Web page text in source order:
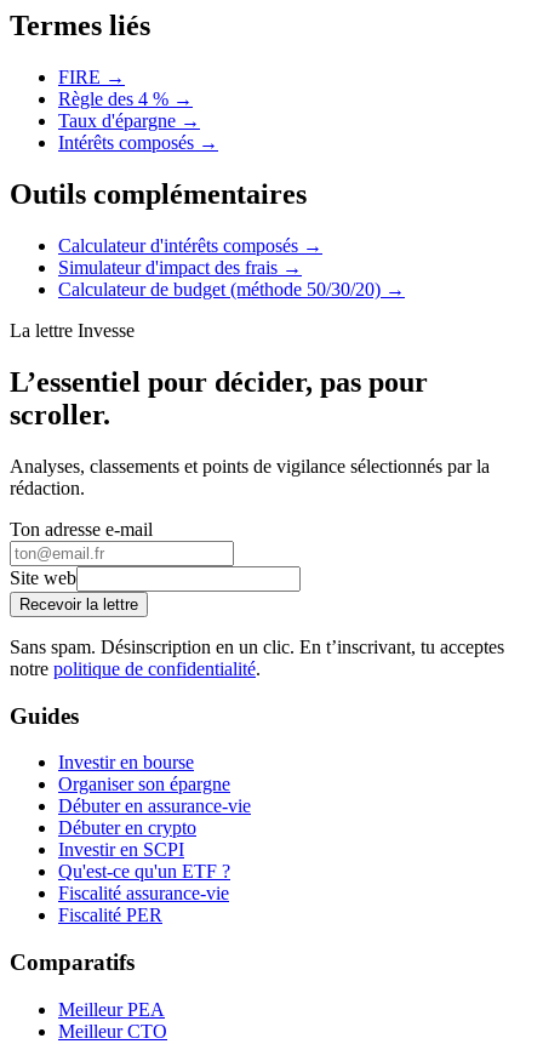
Termes liés
FIRE →
Règle des 4 % →
Taux d'épargne →
Intérêts composés →
Outils complémentaires
Calculateur d'intérêts composés →
Simulateur d'impact des frais →
Calculateur de budget (méthode 50/30/20) →
La lettre Invesse
L’essentiel pour décider, pas pour
scroller.
Analyses, classements et points de vigilance sélectionnés par la
rédaction.
Ton adresse e-mail
Site web
Recevoir la lettre
Sans spam. Désinscription en un clic. En t’inscrivant, tu acceptes
notre politique de confidentialité.
Guides
Investir en bourse
Organiser son épargne
Débuter en assurance-vie
Débuter en crypto
Investir en SCPI
Qu'est-ce qu'un ETF ?
Fiscalité assurance-vie
Fiscalité PER
Comparatifs
Meilleur PEA
Meilleur CTO